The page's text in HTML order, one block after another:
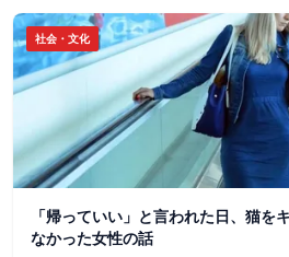
社会・文化
「帰っていい」と言われた日、猫を
なかった女性の話